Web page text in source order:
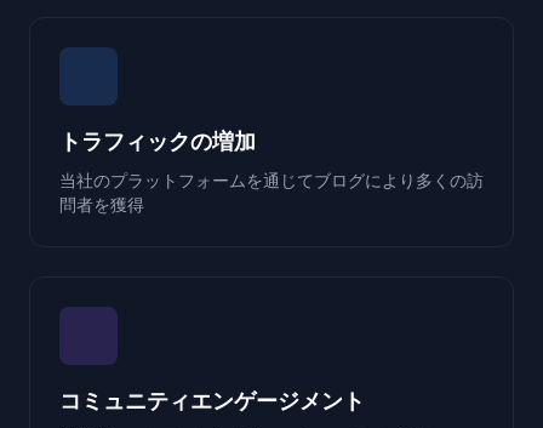
トラフィックの増加
当社のプラットフォームを通じてブログにより多くの訪
問者を獲得
コミュニティエンゲージメント